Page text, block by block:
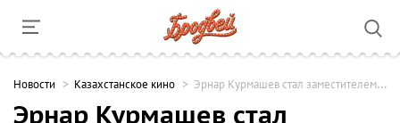
Новости Казахстанское кино Эрнар Курмашев стал заместителем председателя ГЦПНК
Эрнар Курмашев стал